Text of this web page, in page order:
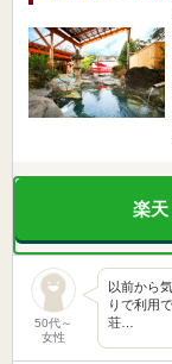
楽
50代～
女性
以前から
りで利用
荘…